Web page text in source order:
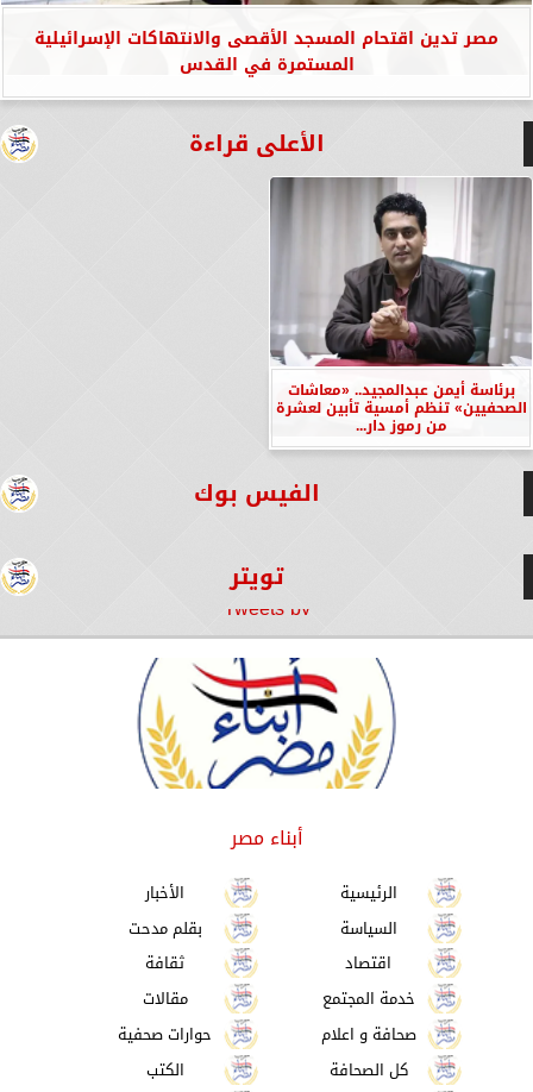
مصر تدين اقتحام المسجد الأقصى والانتهاكات الإسرائيلية
المستمرة في القدس
الأعلى قراءة
برئاسة أيمن عبدالمجيد.. «معاشات
الصحفيين» تنظم أمسية تأبين لعشرة
من رموز دار...
الفيس بوك
تويتر
Tweets by
أبناء مصر
الرئيسية
الأخبار
السياسة
بقلم مدحت
اقتصاد
ثقافة
خدمة المجتمع
مقالات
صحافة و اعلام
حوارات صحفية
كل الصحافة
الكتب